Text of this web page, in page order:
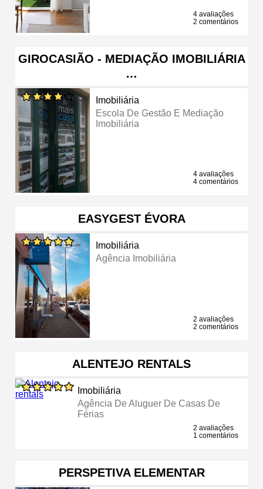
4 avaliações
2 comentários
GIROCASIÃO - MEDIAÇÃO IMOBILIÁRIA
…
Imobiliária
Escola De Gestão E Mediação
Imobiliária
4 avaliações
4 comentários
EASYGEST ÉVORA
Imobiliária
Agência Imobiliária
2 avaliações
2 comentários
ALENTEJO RENTALS
Imobiliária
Agência De Aluguer De Casas De
Férias
2 avaliações
1 comentários
PERSPETIVA ELEMENTAR